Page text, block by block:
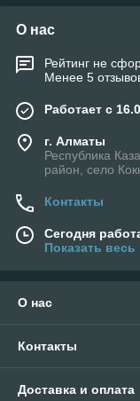
О нас
Рейтинг не
Менее 5
Работает с
г. Алматы
Республика
район, село
Контакты
Сегодня
Показать
О нас
Контакты
Доставка и оплата